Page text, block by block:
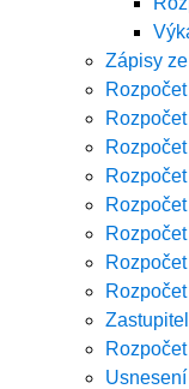
Zápisy
Rozpočet
Usnesení